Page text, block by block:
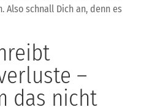
Also schnall Dich an, denn es
–
das nicht